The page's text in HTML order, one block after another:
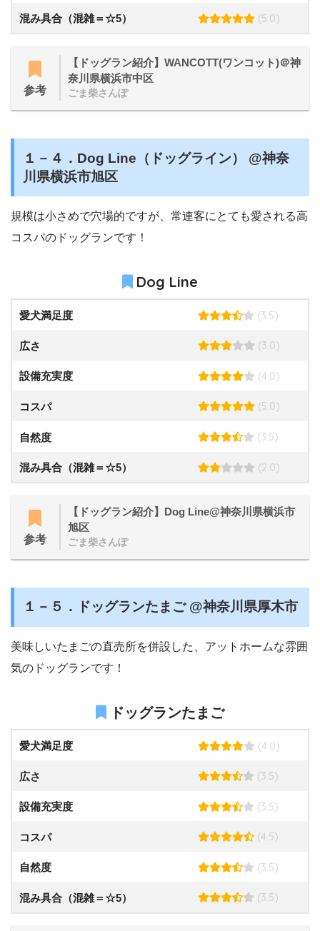
混み具合（混雑＝☆5） (5.0)
参考
【ドッグラン紹介】WANCOTT(ワンコット)＠神
奈川県横浜市中区
ごま柴さんぽ
１－４．Dog Line（ドッグライン） @神奈
川県横浜市旭区
規模は小さめで穴場的ですが、常連客にとても愛される高
コスパのドッグランです！
Dog Line
愛犬満足度 (3.5)
広さ (3.0)
設備充実度 (4.0)
コスパ (5.0)
自然度 (3.5)
混み具合（混雑＝☆5） (2.0)
参考
【ドッグラン紹介】Dog Line@神奈川県横浜市
旭区
ごま柴さんぽ
１－５．ドッグランたまご @神奈川県厚木市
美味しいたまごの直売所を併設した、アットホームな雰囲
気のドッグランです！
ドッグランたまご
愛犬満足度 (4.0)
広さ (3.5)
設備充実度 (3.5)
コスパ (4.5)
自然度 (3.5)
混み具合（混雑＝☆5） (3.5)